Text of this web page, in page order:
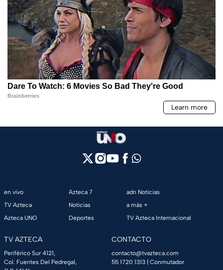
en vivo
TV Azteca
Azteca UNO
Azteca 7
Noticias
Deportes
adn Noticias
a más +
TV Azteca Internacional
TV AZTECA
Periférico Sur 4121,
Col. Fuentes Del Pedregal,
CONTACTO
contacto@tvazteca.com
55 1720 1313 | Conmutador